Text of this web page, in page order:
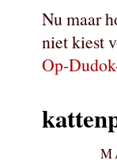
Nu maar
niet kiest
Op-